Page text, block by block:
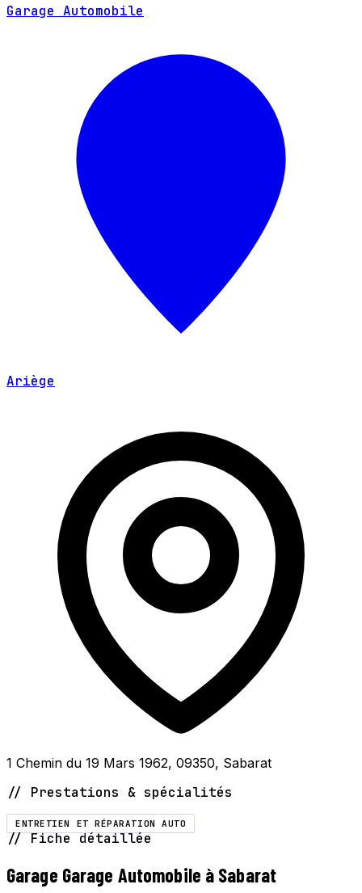
Garage Automobile
Ariège
1 Chemin du 19 Mars 1962, 09350, Sabarat
// Prestations & spécialités
ENTRETIEN ET RÉPARATION AUTO
// Fiche détaillée
Garage Garage Automobile à Sabarat